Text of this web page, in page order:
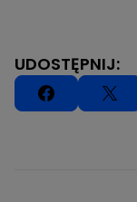
UDOSTĘPNIJ: